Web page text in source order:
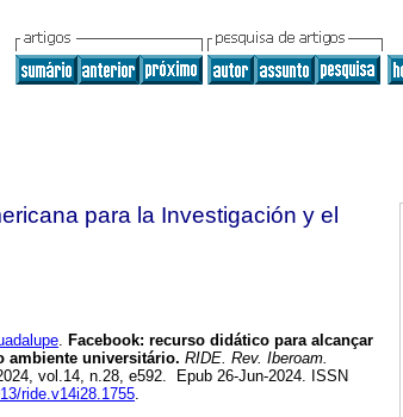
para la Investigación y el
. Facebook: recurso didático para alcançar
ambiente universitário. RIDE. Rev. Iberoam.
vol.14, n.28, e592. Epub 26-Jun-2024. ISSN
ride.v14i28.1755.